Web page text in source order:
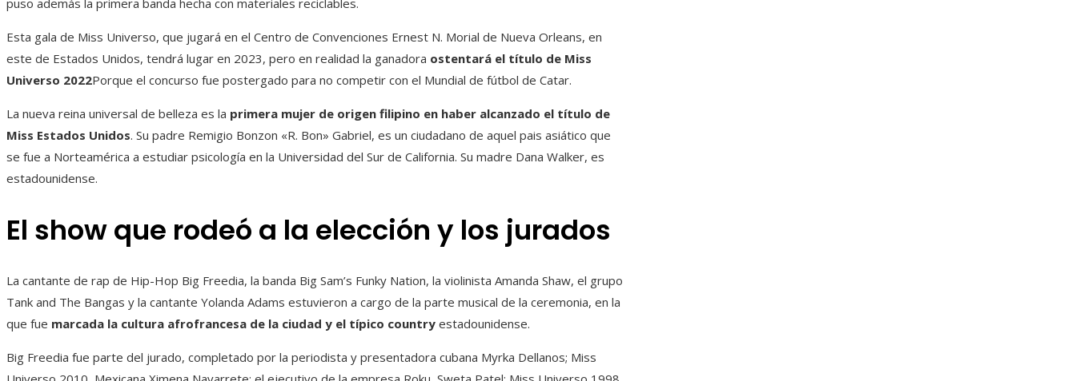
puso además la primera banda hecha con materiales reciclables.
Esta gala de Miss Universo, que jugará en el Centro de Convenciones Ernest N. Morial de Nueva Orleans, en
este de Estados Unidos, tendrá lugar en 2023, pero en realidad la ganadora ostentará el título de Miss
Universo 2022Porque el concurso fue postergado para no competir con el Mundial de fútbol de Catar.
La nueva reina universal de belleza es la primera mujer de origen filipino en haber alcanzado el título de
Miss Estados Unidos. Su padre Remigio Bonzon «R. Bon» Gabriel, es un ciudadano de aquel pais asiático que
se fue a Norteamérica a estudiar psicología en la Universidad del Sur de California. Su madre Dana Walker, es
estadounidense.
El show que rodeó a la elección y los jurados
La cantante de rap de Hip-Hop Big Freedia, la banda Big Sam’s Funky Nation, la violinista Amanda Shaw, el grupo
Tank and The Bangas y la cantante Yolanda Adams estuvieron a cargo de la parte musical de la ceremonia, en la
que fue marcada la cultura afrofrancesa de la ciudad y el típico country estadounidense.
Big Freedia fue parte del jurado, completado por la periodista y presentadora cubana Myrka Dellanos; Miss